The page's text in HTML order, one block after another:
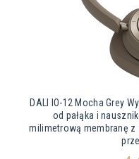
DALI IO-12 Mocha Grey
od pałąka i
milimetrową membranę z